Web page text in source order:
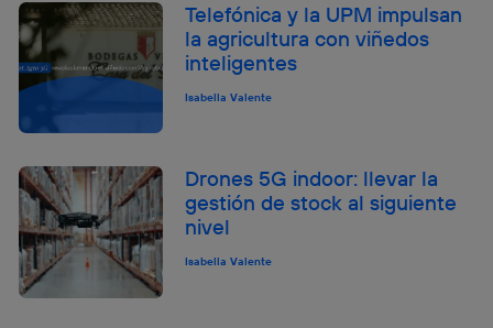
Telefónica y la UPM impulsan
la agricultura con viñedos
inteligentes
Isabella Valente
Drones 5G indoor: llevar la
gestión de stock al siguiente
nivel
Isabella Valente